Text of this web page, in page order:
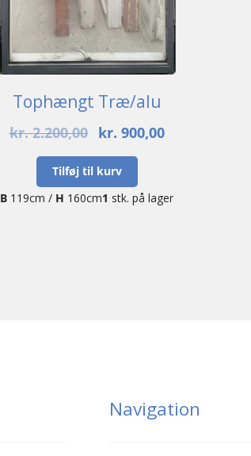
Tophængt Træ/alu
kr.2.200,00
Den
pris
var:
kr. 2.200,00.
kr. 900,00Den
Tilføj til kurv
B 119cm / H 160cm1 stk. på lager
Navigation